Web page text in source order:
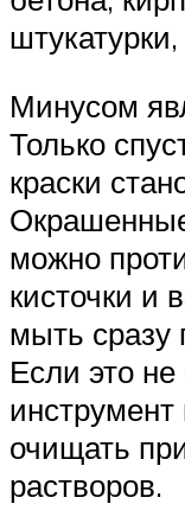
Минусом
Только
краски
можно
кисточки и
мыть сразу
Если это не
очищать
растворов.